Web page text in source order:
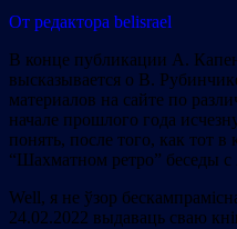
От редактора belisrael
В конце публикации А.
высказывается о В.
материалов на сайте по
начале прошлого года
понять, после того, как тот
“Шахматном ретро” беседы
Well, я не ўзор
24.02.2022 выдаваць сваю